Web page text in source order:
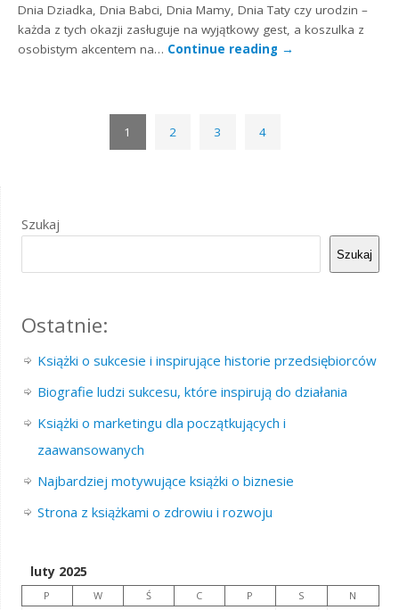
Dnia Dziadka, Dnia Babci, Dnia Mamy, Dnia Taty czy urodzin –
każda z tych okazji zasługuje na wyjątkowy gest, a koszulka z
osobistym akcentem na… Continue reading →
1 2 3 4
Szukaj
Szukaj
Ostatnie:
Książki o sukcesie i inspirujące historie przedsiębiorców
Biografie ludzi sukcesu, które inspirują do działania
Książki o marketingu dla początkujących i
zaawansowanych
Najbardziej motywujące książki o biznesie
Strona z książkami o zdrowiu i rozwoju
luty 2025
P W Ś C P S N